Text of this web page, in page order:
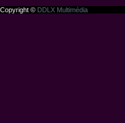
Copyright © DDLX Multimédia